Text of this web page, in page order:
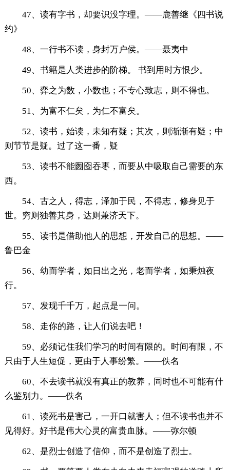
47、读有字书，却要识没字理。——鹿善继《四书说
约》
48、一行书不读，身封万户侯。——聂夷中
49、书籍是人类进步的阶梯。 书到用时方恨少。
50、弈之为数，小数也；不专心致志，则不得也。
51、为富不仁矣，为仁不富矣。
52、读书，始读，未知有疑；其次，则渐渐有疑；中
则节节是疑。过了这一番，疑
53、读书不能囫囵吞枣，而要从中吸取自己需要的东
西。
54、古之人，得志，泽加于民，不得志，修身见于
世。穷则独善其身，达则兼济天下。
55、读书是借助他人的思想，开发自己的思想。——
鲁巴金
56、幼而学者，如日出之光，老而学者，如秉烛夜
行。
57、发现千千万，起点是一问。
58、走你的路，让人们说去吧！
59、必须记住我们学习的时间有限的。时间有限，不
只由于人生短促，更由于人事纷繁。——佚名
60、不去读书就没有真正的教养，同时也不可能有什
么鉴别力。——佚名
61、读死书是害己，一开口就害人；但不读书也并不
见得好。好书是伟大心灵的富贵血脉。——弥尔顿
62、是烈士创造了信仰，而不是创造了烈士。